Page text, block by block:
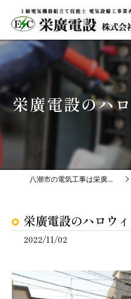
栄廣電設のハ
八潮市の電気工事は栄廣電設株式会社
栄廣電設のハロウ
2022/11/02